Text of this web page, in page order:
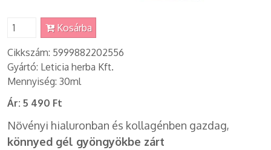
Kosárba
Cikkszám: 5999882202556
Gyártó: Leticia herba Kft.
Mennyiség: 30ml
Ár: 5 490 Ft
Növényi hialuronban és kollagénben gazdag,
könnyed gél gyöngyökbe zárt